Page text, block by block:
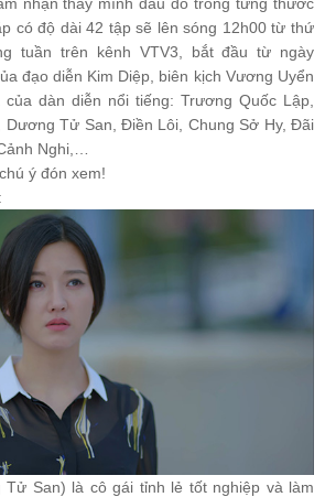
có độ dài 42 tập sẽ lên sóng 12h00 từ thứ
tuần trên kênh VTV3, bắt đầu từ ngày
đạo diễn Kim Diệp, biên kịch Vương Uyển
dàn diễn nổi tiếng: Trương Quốc Lập,
Dương Tử San, Điền Lôi, Chung Sở Hy, Đãi
Nghi,…
ý đón xem!
San) là cô gái tỉnh lẻ tốt nghiệp và làm